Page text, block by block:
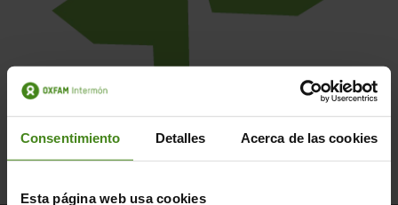
Consentimiento Detalles Acerca de las cookies
Esta página web usa cookies